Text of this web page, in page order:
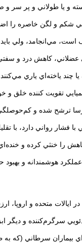
و يا طولاني و پر
و لگن خاصره را
است، مي‌انجامد، ولي
كاهش درد و سفتي
چند ياخته‌اي ياري مي‌كنند.
تقويت كننده خلق و
ترشح شده و
با فشار رواني دارد، با
را خنثي كرده و
عملكرد هوشمندانه و
در ايالات متحده و
سرگرم‌كننده و
بيماران سرطاني (كه